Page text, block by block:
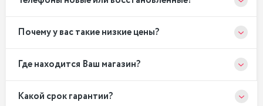
Почему у вас такие низкие цены?
Где находится Ваш магазин?
Какой срок гарантии?